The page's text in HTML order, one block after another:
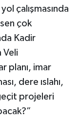
çalışmasında
çok
Kadir
Veli
planı, imar
dere ıslahı,
projeleri